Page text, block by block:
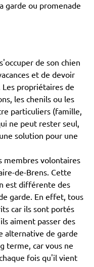
garde ou promenade
de son chien
et de devoir
propriétaires de
les chenils ou les
particuliers (famille,
ne peut rester seul,
solution pour une
membres volontaires
de-Brens. Cette
est différente des
garde. En effet, tous
car ils sont portés
aiment passer des
alternative de garde
terme, car vous ne
fois qu'il vient